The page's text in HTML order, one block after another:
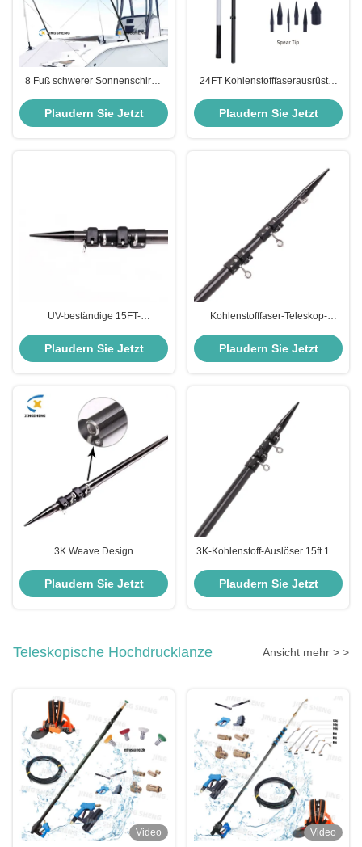
8 Fuß schwerer Sonnenschirm-
Gebrauch im Außenbereich --
glänzend schwarz
Plaudern Sie Jetzt
24FT Kohlenstofffaserausrüster
Hochfestigkeit UV-
Korrosionsbeständig
Plaudern Sie Jetzt
UV-beständige 15FT-
Teleskop-Ausleger für die
Küstenfischerei
Plaudern Sie Jetzt
Kohlenstofffaser-Teleskop-
Auslegestangen
Plaudern Sie Jetzt
3K Weave Design
Korrosionsbeständige Teleskop-
Ausrüster
Plaudern Sie Jetzt
3K-Kohlenstoff-Auslöser 15ft 18ft
Verkauf
Plaudern Sie Jetzt
Teleskopische Hochdrucklanze Ansicht mehr > >
Video
Video